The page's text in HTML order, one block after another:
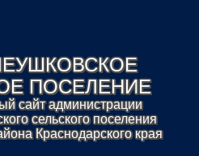
ПОСЕЛЕНИЕ
сайт администрации
сельского поселения
Краснодарского края